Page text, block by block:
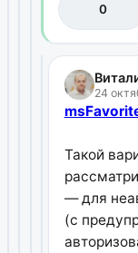
0
24
Такой
— для
(с